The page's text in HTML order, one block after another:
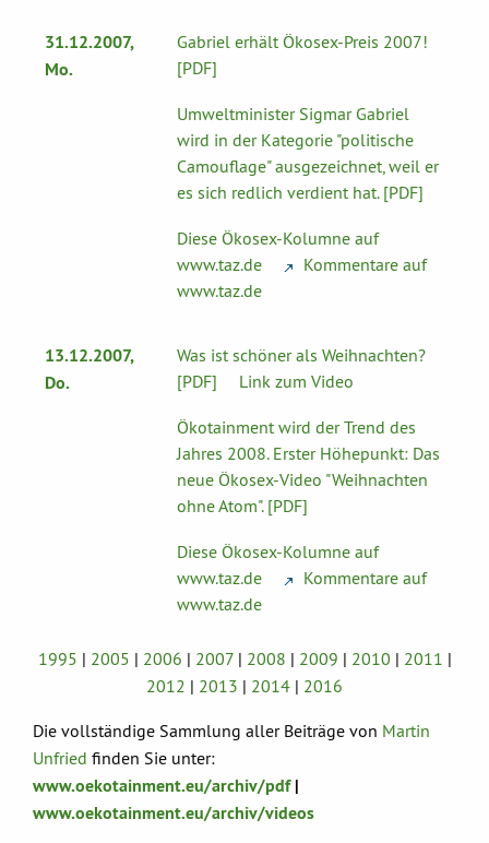
31.12.2007,
Mo.
Gabriel erhält Ökosex-Preis 2007!
[PDF]
Umweltminister Sigmar Gabriel
wird in der Kategorie "politische
Camouflage" ausgezeichnet, weil er
es sich redlich verdient hat. [PDF]
Diese Ökosex-Kolumne auf
www.taz.de
Kommentare auf
www.taz.de
13.12.2007,
Do.
Was ist schöner als Weihnachten?
[PDF]
Link zum Video
Ökotainment wird der Trend des
Jahres 2008. Erster Höhepunkt: Das
neue Ökosex-Video "Weihnachten
ohne Atom". [PDF]
Diese Ökosex-Kolumne auf
www.taz.de
Kommentare auf
www.taz.de
1995 | 2005 | 2006 | 2007| 2008 | 2009 | 2010 | 2011 |
2012 | 2013 | 2014 | 2016
Die vollständige Sammlung aller Beiträge von Martin
Unfried finden Sie unter:
www.oekotainment.eu/archiv/pdf|
www.oekotainment.eu/archiv/videos